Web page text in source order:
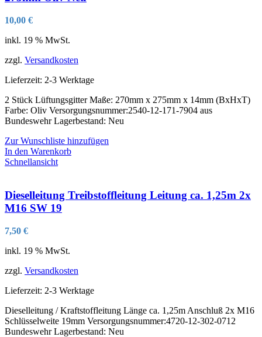
10,00 €
inkl. 19 % MwSt.
zzgl. Versandkosten
Lieferzeit: 2-3 Werktage
2 Stück Lüftungsgitter Maße: 270mm x 275mm x 14mm (BxHxT)
Farbe: Oliv Versorgungsnummer:2540-12-171-7904 aus
Bundeswehr Lagerbestand: Neu
Zur Wunschliste hinzufügen
In den Warenkorb
Schnellansicht
Dieselleitung Treibstoffleitung Leitung ca. 1,25m 2x
M16 SW 19
7,50 €
inkl. 19 % MwSt.
zzgl. Versandkosten
Lieferzeit: 2-3 Werktage
Dieselleitung / Kraftstoffleitung Länge ca. 1,25m Anschluß 2x M16
Schlüsselweite 19mm Versorgungsnummer:4720-12-302-0712
Bundeswehr Lagerbestand: Neu